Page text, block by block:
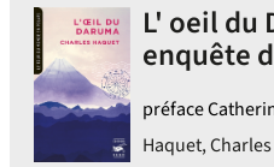
L' oeil du
enquête
préface
Haquet,